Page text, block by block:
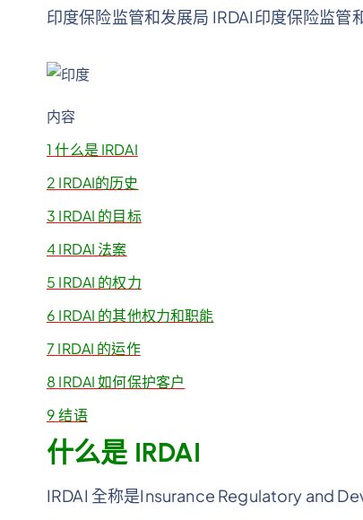
印度保险监管和发展局 IRDAI印度保险监管
内容
1 什么是 IRDAI
2 IRDAI的历史
3 IRDAI 的目标
4IRDAI 法案
5 IRDAI 的权力
6 IRDAI 的其他权力和职能
7 IRDAI 的运作
8 IRDAI 如何保护客户
9 结语
什么是 IRDAI
IRDAI 全称是Insurance Regulatory and